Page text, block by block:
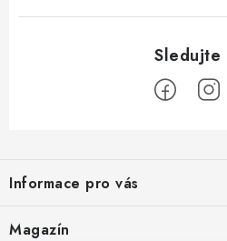
p
a
Informace pro vás
Magazín